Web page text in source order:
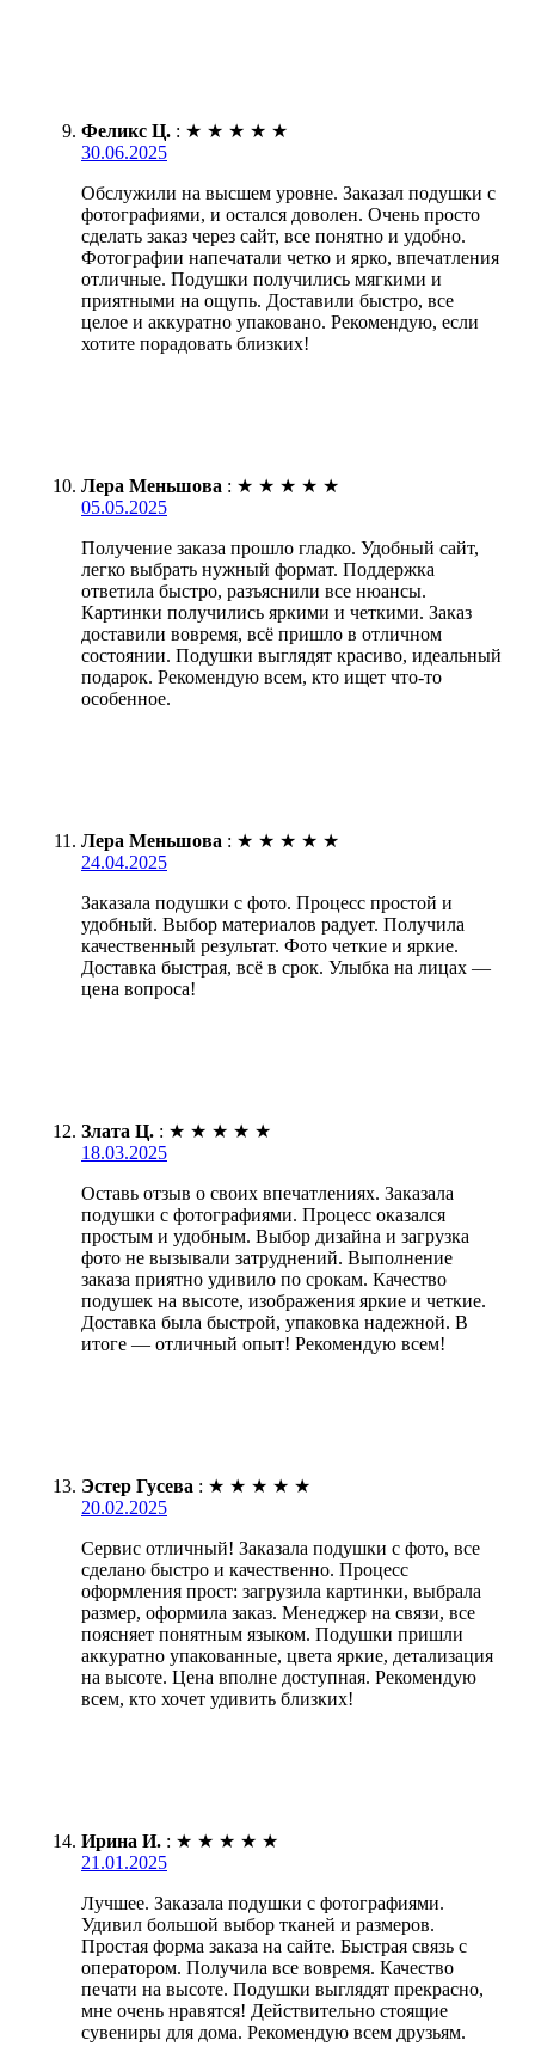
Феликс Ц. : ★ ★ ★ ★ ★
30.06.2025
Обслужили на высшем уровне. Заказал подушки с
фотографиями, и остался доволен. Очень просто
сделать заказ через сайт, все понятно и удобно.
Фотографии напечатали четко и ярко, впечатления
отличные. Подушки получились мягкими и
приятными на ощупь. Доставили быстро, все
целое и аккуратно упаковано. Рекомендую, если
хотите порадовать близких!
Лера Меньшова : ★ ★ ★ ★ ★
05.05.2025
Получение заказа прошло гладко. Удобный сайт,
легко выбрать нужный формат. Поддержка
ответила быстро, разъяснили все нюансы.
Картинки получились яркими и четкими. Заказ
доставили вовремя, всё пришло в отличном
состоянии. Подушки выглядят красиво, идеальный
подарок. Рекомендую всем, кто ищет что-то
особенное.
Лера Меньшова : ★ ★ ★ ★ ★
24.04.2025
Заказала подушки с фото. Процесс простой и
удобный. Выбор материалов радует. Получила
качественный результат. Фото четкие и яркие.
Доставка быстрая, всё в срок. Улыбка на лицах —
цена вопроса!
Злата Ц. : ★ ★ ★ ★ ★
18.03.2025
Оставь отзыв о своих впечатлениях. Заказала
подушки с фотографиями. Процесс оказался
простым и удобным. Выбор дизайна и загрузка
фото не вызывали затруднений. Выполнение
заказа приятно удивило по срокам. Качество
подушек на высоте, изображения яркие и четкие.
Доставка была быстрой, упаковка надежной. В
итоге — отличный опыт! Рекомендую всем!
Эстер Гусева : ★ ★ ★ ★ ★
20.02.2025
Сервис отличный! Заказала подушки с фото, все
сделано быстро и качественно. Процесс
оформления прост: загрузила картинки, выбрала
размер, оформила заказ. Менеджер на связи, все
поясняет понятным языком. Подушки пришли
аккуратно упакованные, цвета яркие, детализация
на высоте. Цена вполне доступная. Рекомендую
всем, кто хочет удивить близких!
Ирина И. : ★ ★ ★ ★ ★
21.01.2025
Лучшее. Заказала подушки с фотографиями.
Удивил большой выбор тканей и размеров.
Простая форма заказа на сайте. Быстрая связь с
оператором. Получила все вовремя. Качество
печати на высоте. Подушки выглядят прекрасно,
мне очень нравятся! Действительно стоящие
сувениры для дома. Рекомендую всем друзьям.